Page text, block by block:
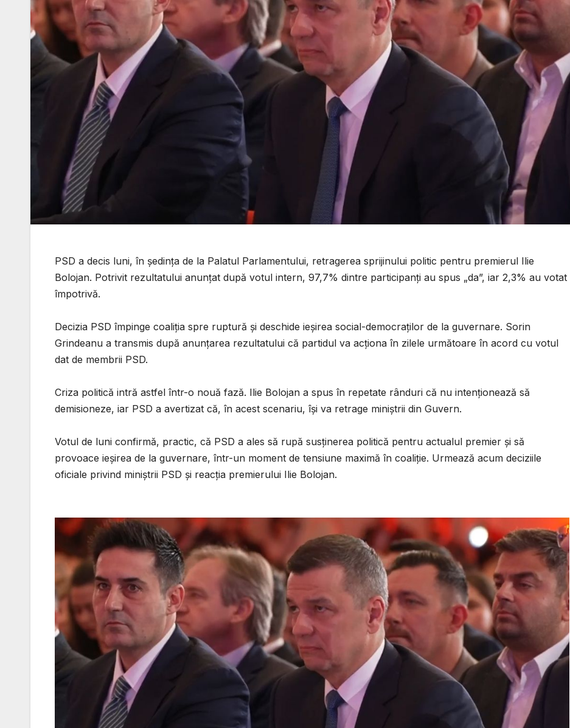
PSD a decis luni, în ședința de la Palatul Parlamentului, retragerea sprijinului politic pentru premierul Ilie
Bolojan. Potrivit rezultatului anunțat după votul intern, 97,7% dintre participanți au spus „da”, iar 2,3% au votat
împotrivă.
Decizia PSD împinge coaliția spre ruptură și deschide ieșirea social-democraților de la guvernare. Sorin
Grindeanu a transmis după anunțarea rezultatului că partidul va acționa în zilele următoare în acord cu votul
dat de membrii PSD.
Criza politică intră astfel într-o nouă fază. Ilie Bolojan a spus în repetate rânduri că nu intenționează să
demisioneze, iar PSD a avertizat că, în acest scenariu, își va retrage miniștrii din Guvern.
Votul de luni confirmă, practic, că PSD a ales să rupă susținerea politică pentru actualul premier și să
provoace ieșirea de la guvernare, într-un moment de tensiune maximă în coaliție. Urmează acum deciziile
oficiale privind miniștrii PSD și reacția premierului Ilie Bolojan.